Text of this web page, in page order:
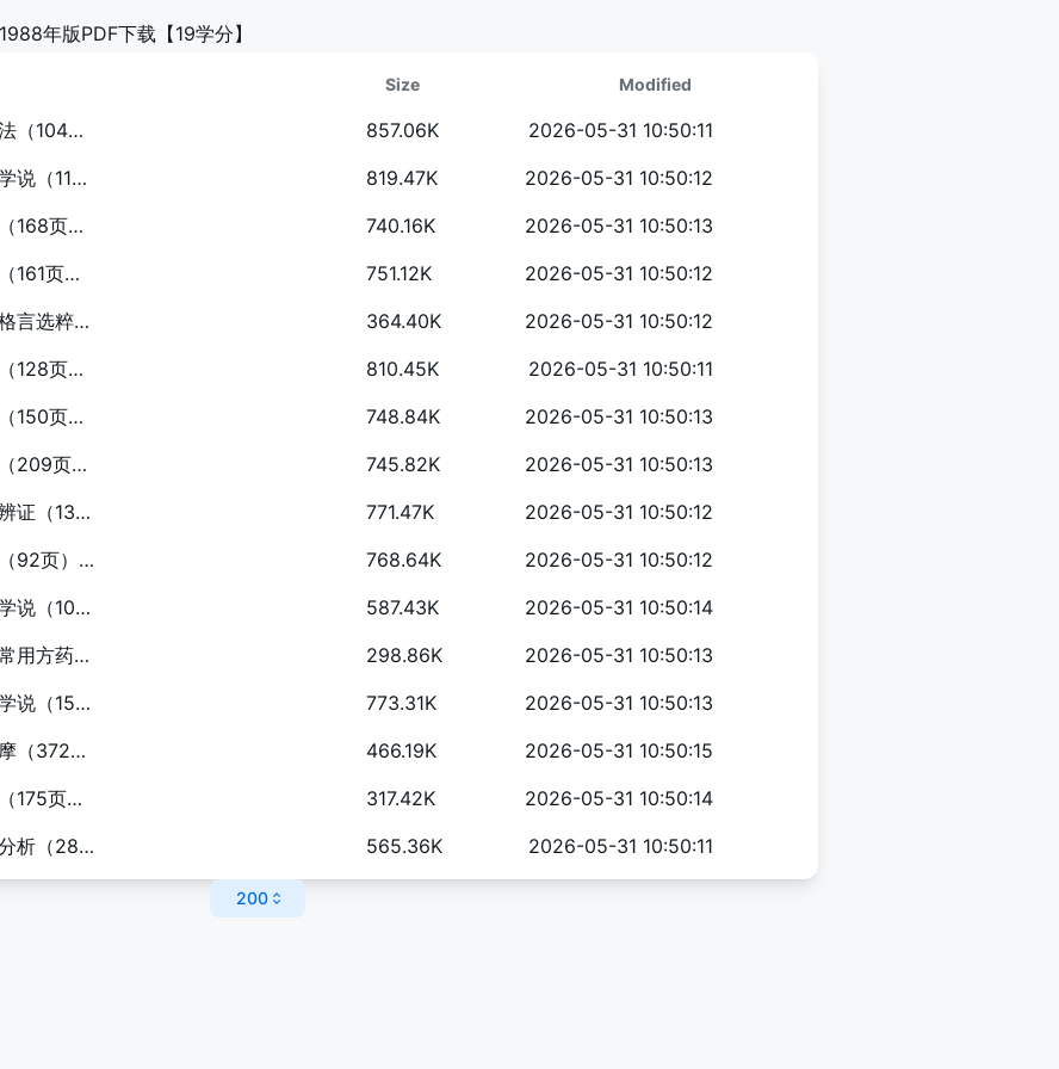
年版PDF下载【19学分】
Size Modified
自学中医之路丛书—八纲与八法（104页）.pdf 857.06K
2026-05-31 10:50:11
自学中医之路丛书—病因病机学说（112页）.pdf
819.47K
2026-05-31 10:50:12
自学中医之路丛书—肺病辨治（168页）.pdf
740.16K
2026-05-31 10:50:13
自学中医之路丛书—肝病辨治（161页）.pdf
751.12K
2026-05-31 10:50:12
自学中医之路丛书—历代临证格言选粹（290页）.pdf
364.40K
2026-05-31 10:50:12
自学中医之路丛书—六经辨证（128页）.pdf
810.45K
2026-05-31 10:50:11
自学中医之路丛书—脾病辨治（150页）.pdf
748.84K
2026-05-31 10:50:13
自学中医之路丛书—肾病辨治（209页）.pdf
745.82K
2026-05-31 10:50:13
自学中医之路丛书—卫气营血辨证（131页）.pdf
771.47K
2026-05-31 10:50:12
自学中医之路丛书—心病辨治（92页）.pdf
768.64K
2026-05-31 10:50:12
自学中医之路丛书—阴阳五行学说（107页）.pdf
587.43K
2026-05-31 10:50:14
自学中医之路丛书—脏腑病证常用方药（267页）.pdf
298.86K
2026-05-31 10:50:13
自学中医之路丛书—脏腑经络学说（155页）.pdf
773.31K
2026-05-31 10:50:13
自学中医之路丛书—针灸与按摩（372页）.pdf
466.19K
2026-05-31 10:50:15
自学中医之路丛书—诊法概要（175页）.pdf
317.42K
2026-05-31 10:50:14
自学中医之路丛书—中医病案分析（282页）.pdf
565.36K 2026-05-31 10:50:11
200